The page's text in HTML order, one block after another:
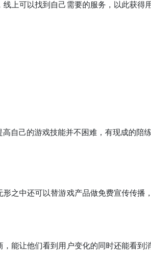
上可以找到自己需要的服务，以此获得
自己的游戏技能并不困难，有现成的陪练
之中还可以替游戏产品做免费宣传传播
能让他们看到用户变化的同时还能看到